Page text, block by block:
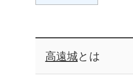
高遠城とは